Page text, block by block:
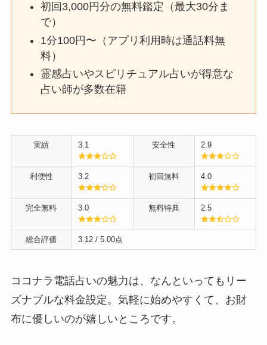
初回3,000円分の無料鑑定（最大30分ま
で）
1分100円〜（アプリ利用時は通話料無
料）
霊感占いやスピリチュアル占いが得意な
占い師が多数在籍
実績 3.1 安全性 2.9
利便性 3.2 初回無料 4.0
完全無料 3.0 無料特典 2.5
総合評価 3.12/ 5.00点
ココナラ電話占いの魅力は、なんといってもリー
ズナブルな料金設定。気軽に始めやすくて、お財
布に優しいのが嬉しいところです。